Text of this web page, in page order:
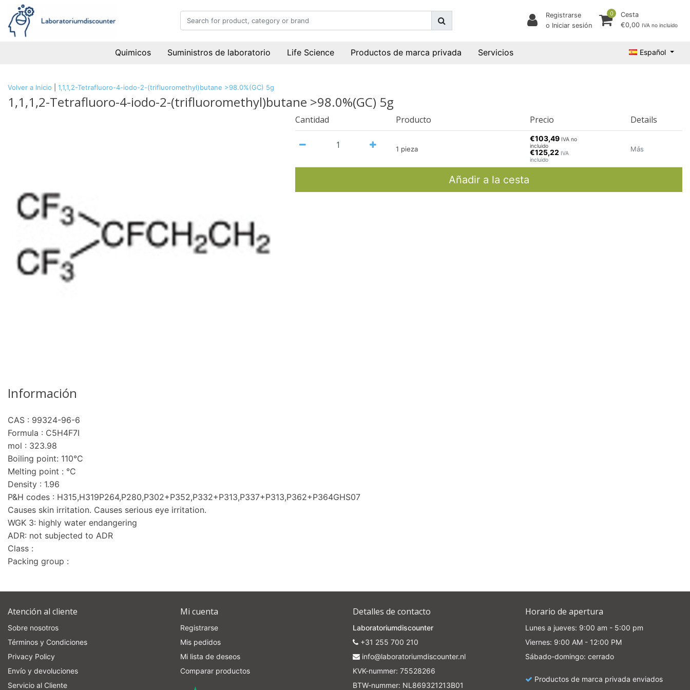
Registrarse
o Iniciar sesión
0
Cesta
€0,00 IVA no incluido
Quimicos Suministros de laboratorio Life Science Productos de marca privada Servicios Español
Volver a Inicio 1,1,1,2-Tetrafluoro-4-iodo-2-(trifluoromethyl)butane >98.0%(GC) 5g
1,1,1,2-Tetrafluoro-4-iodo-2-(trifluoromethyl)butane >98.0%(GC) 5g
Cantidad Producto Precio Details
1 pieza
€103,49 IVA no
incluido
€125,22 IVA
incluido
Más
Añadir a la cesta
Información
CAS : 99324-96-6
Formula : C5H4F7I
mol : 323.98
Boiling point: 110°C
Melting point : °C
Density : 1.96
P&H codes : H315,H319P264,P280,P302+P352,P332+P313,P337+P313,P362+P364GHS07
Causes skin irritation. Causes serious eye irritation.
WGK 3: highly water endangering
ADR: not subjected to ADR
Class :
Packing group :
Atención al cliente
Sobre nosotros
Términos y Condiciones
Privacy Policy
Envío y devoluciones
Servicio al Cliente
Mi cuenta
Registrarse
Mis pedidos
Mi lista de deseos
Comparar productos
Detalles de contacto
Laboratoriumdiscounter
+31 255 700 210
info@laboratoriumdiscounter.nl
KVK-nummer: 75528266
BTW-nummer: NL869321213B01
Horario de apertura
Lunes a jueves: 9:00 am - 5:00 pm
Viernes: 9:00 AM - 12:00 PM
Sábado-domingo: cerrado
Productos de marca privada enviados